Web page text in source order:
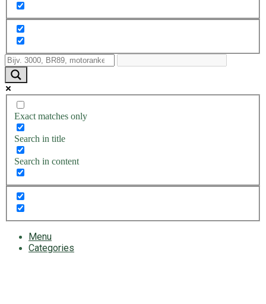
Exact matches only
Search in title
Search in content
Menu
Categories